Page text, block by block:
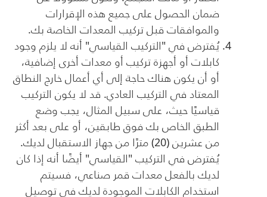
ضمان الحصول على جميع هذه الإقرارات
والموافقات قبل تركيب المعدات الخاصة بك.
يُفترض في "التركيب القياسي" أنه لا يلزم وجود
كابلات أو أجهزة تركيب أو معدات أخرى إضافية،
أو أن يكون هناك حاجة إلى أي أعمال خارج النطاق
المعتاد في التركيب العادي. قد لا يكون التركيب
قياسيًا حيث، على سبيل المثال، يجب وضع
الطبق الخاص بك فوق طابقين، أو على بعد أكثر
من عشرين (20) مترًا من جهاز الاستقبال لديك.
يُفترض في التركيب "القياسي" أيضًا أنه إذا كان
لديك بالفعل معدات قمر صناعي، فسيتم
استخدام الكابلات الموجودة لديك في توصيل